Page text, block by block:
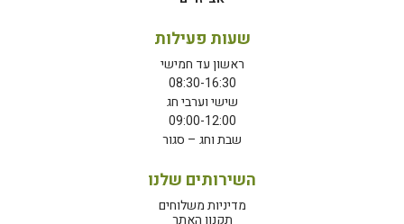
שעות פעילות
ראשון עד חמישי
08:30-16:30
שישי וערבי חג
09:00-12:00
שבת וחג – סגור
השירותים שלנו
מדיניות משלוחים
תקנון האתר